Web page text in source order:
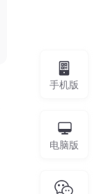
手机版
电脑版